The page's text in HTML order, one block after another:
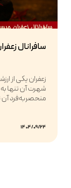
سافرانال
زعفران یکی از
شهرت آن تنها
منحصربه‌فرد آن
1404/09/24